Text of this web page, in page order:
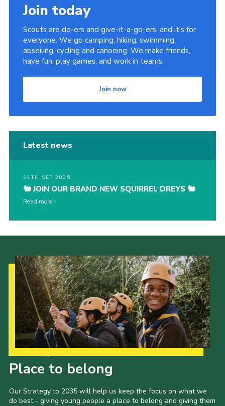
Join today
Scouts are do-ers and give-it-a-go-ers, and it's for
everyone. We go camping, hiking, swimming,
abseiling, cycling and canoeing. We make friends,
have fun, play games, and work in teams.
Join now
Latest news
24TH SEP 2025
🐿️ JOIN OUR BRAND NEW SQUIRREL DREYS 🐿️
Read more
Place to belong
Our Strategy to 2035 will help us keep the focus on what we
do best - giving young people a place to belong and giving them